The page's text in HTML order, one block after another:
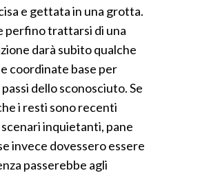
e gettata in una grotta.
perfino trattarsi di una
darà subito qualche
coordinate base per
dello sconosciuto. Se
i resti sono recenti
inquietanti, pane
invece dovessero essere
passerebbe agli